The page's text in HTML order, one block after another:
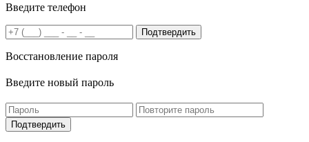
Введите телефон
Подтвердить
Восстановление пароля
Введите новый пароль